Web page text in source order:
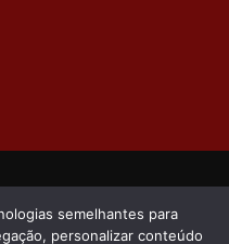
semelhantes para
personalizar conteúdo